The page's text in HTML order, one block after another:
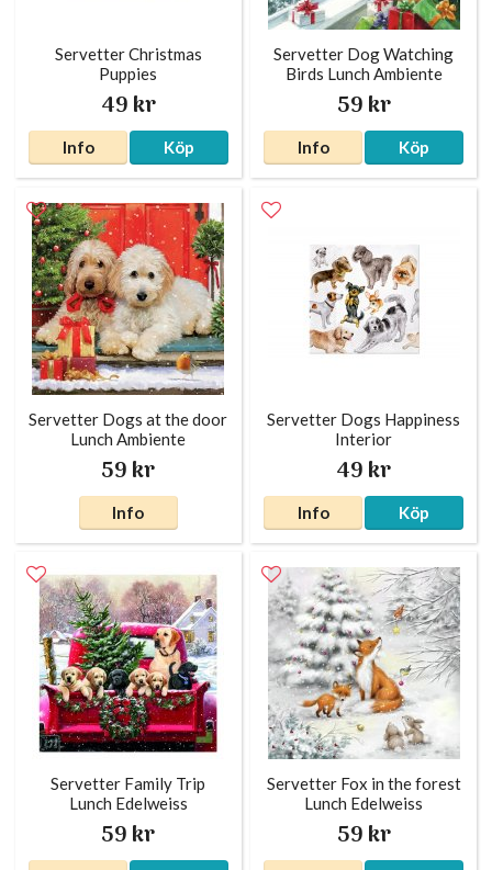
Servetter Christmas
Puppies
49 kr
Info Köp
Servetter Dog Watching
Birds Lunch Ambiente
59 kr
Info Köp
Servetter Dogs at the door
Lunch Ambiente
59 kr
Info
Servetter Dogs Happiness
Interior
49 kr
Info Köp
Servetter Family Trip
Lunch Edelweiss
59 kr
Servetter Fox in the forest
Lunch Edelweiss
59 kr